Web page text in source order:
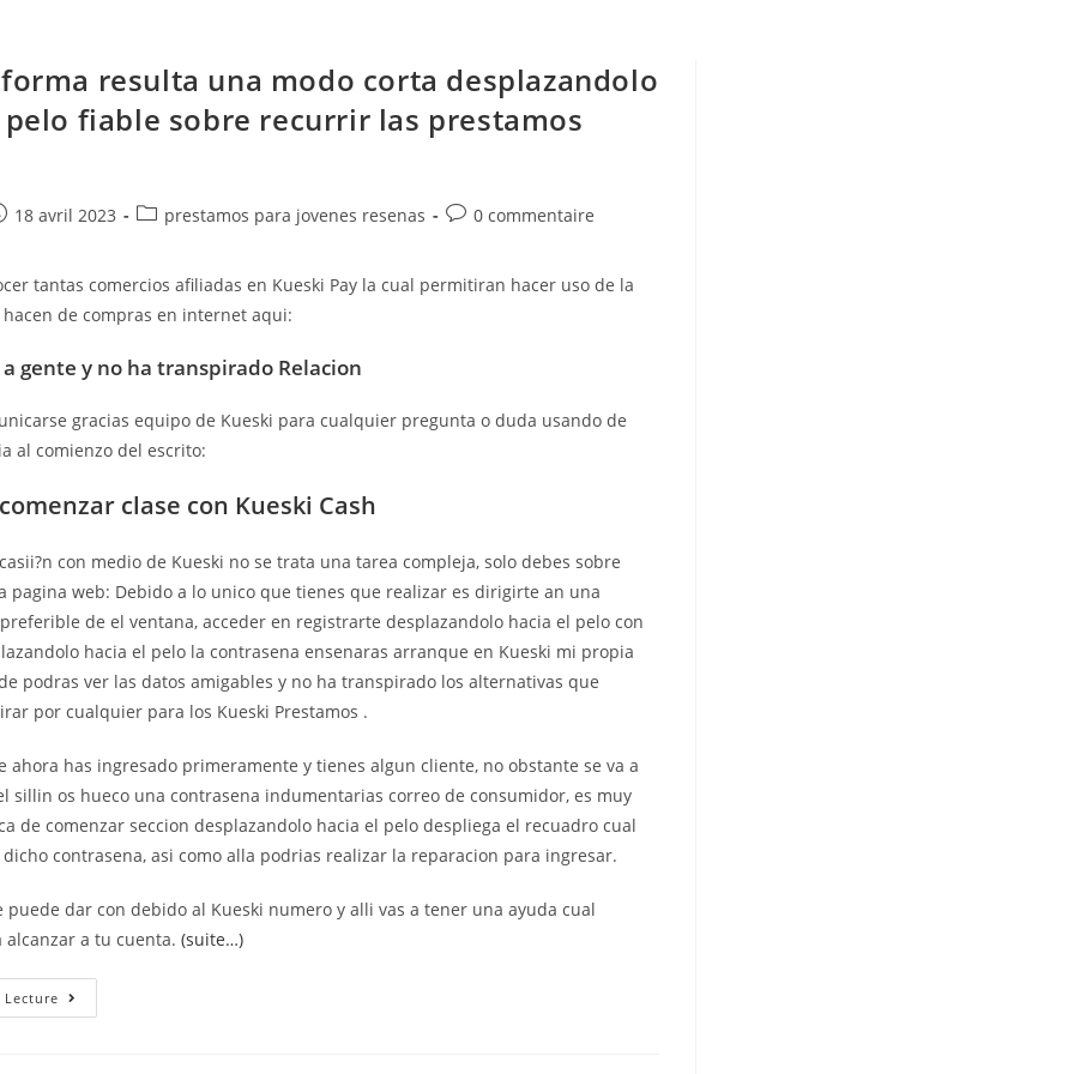
resulta una modo corta desplazandolo
pelo fiable sobre recurrir las prestamos
18 avril 2023
Postprestamos para jovenes resenas
Post0 commentaire
tantas comercios afiliadas en Kueski Pay la cual permitiran hacer uso de la
de compras en internet aqui:
gente y no ha transpirado Relacion
gracias equipo de Kueski para cualquier pregunta o duda usando de
al comienzo del escrito:
clase con Kueski Cash
con medio de Kueski no se trata una tarea compleja, solo debes sobre
pagina web: Debido a lo unico que tienes que realizar es dirigirte an una
de el ventana, acceder en registrarte desplazandolo hacia el pelo con
hacia el pelo la contrasena ensenaras arranque en Kueski mi propia
podras ver las datos amigables y no ha transpirado los alternativas que
por cualquier para los Kueski Prestamos .
ahora has ingresado primeramente y tienes algun cliente, no obstante se va a
silli­n os hueco una contrasena indumentarias correo de consumidor, es muy
de comenzar seccion desplazandolo hacia el pelo despliega el recuadro cual
contrasena, asi­ como alla podrias realizar la reparacion para ingresar.
puede dar con debido al Kueski numero y alli vas a tener una ayuda cual
alcanzar a tu cuenta.(suite…)
La
Plataforma